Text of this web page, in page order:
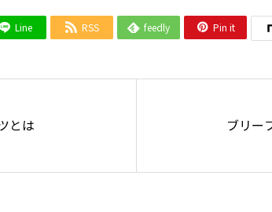
Line  RSS  feedly  Pin it
とは ブリー